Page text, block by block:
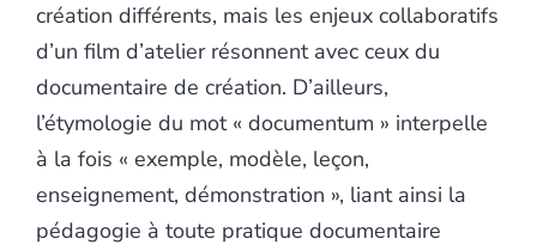
création différents, mais les enjeux collaboratifs
d’un film d’atelier résonnent avec ceux du
documentaire de création. D’ailleurs,
l’étymologie du mot « documentum » interpelle
à la fois « exemple, modèle, leçon,
enseignement, démonstration », liant ainsi la
pédagogie à toute pratique documentaire